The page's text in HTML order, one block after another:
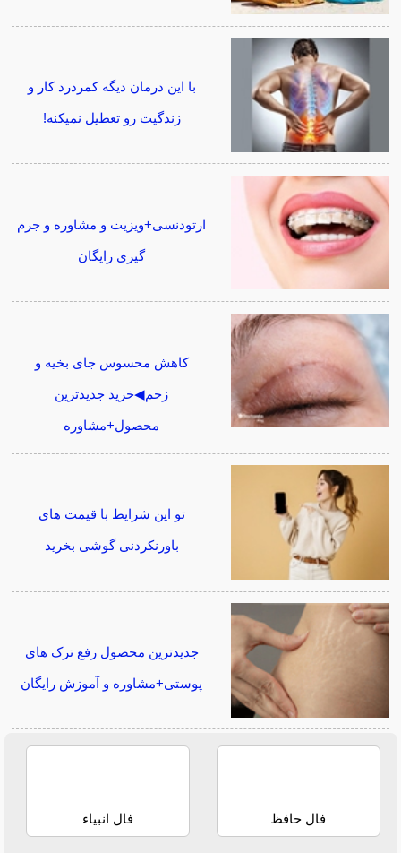
با این درمان دیگه کمردرد کار و
زندگیت رو تعطیل نمیکنه!
ارتودنسی+ویزیت و مشاوره و جرم
گیری رایگان
کاهش محسوس جای بخیه و
زخم◀خرید جدیدترین
محصول+مشاوره
تو این شرایط با قیمت های
باورنکردنی گوشی بخرید
جدیدترین محصول رفع ترک های
پوستی+مشاوره و آموزش رایگان
فال حافظ فال انبیاء